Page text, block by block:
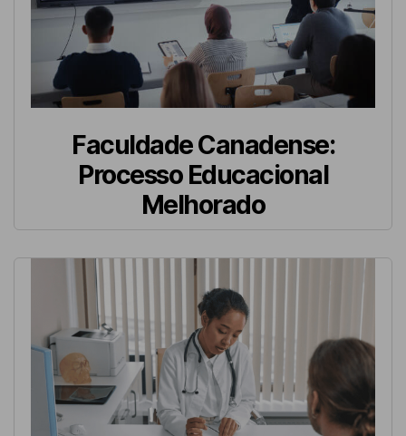
Faculdade Canadense:
Processo Educacional
Melhorado